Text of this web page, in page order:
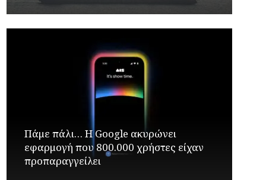
Πάμε πάλι… Η Google ακυρώνει
εφαρμογή που 800.000 χρήστες είχαν
προπαραγγείλει